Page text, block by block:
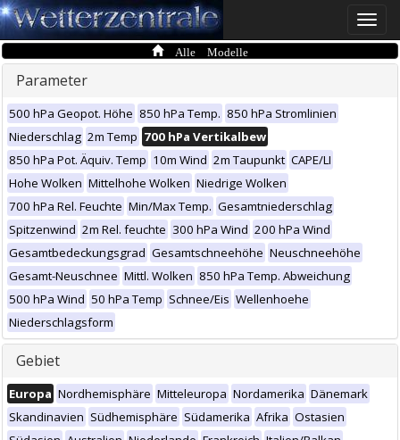
Toggle
Alle Modelle
Parameter
500 hPa Geopot. Höhe 850 hPa Temp. 850 hPa Stromlinien
Niederschlag 2m Temp 700 hPa Vertikalbew
850 hPa Pot. Äquiv. Temp 10m Wind 2m Taupunkt CAPE/LI
Hohe Wolken Mittelhohe Wolken Niedrige Wolken
700 hPa Rel. Feuchte Min/Max Temp. Gesamtniederschlag
Spitzenwind 2m Rel. feuchte 300 hPa Wind 200 hPa Wind
Gesamtbedeckungsgrad Gesamtschneehöhe Neuschneehöhe
Gesamt-Neuschnee Mittl. Wolken 850 hPa Temp. Abweichung
500 hPa Wind 50 hPa Temp Schnee/Eis Wellenhoehe
Niederschlagsform
Gebiet
Europa Nordhemisphäre Mitteleuropa Nordamerika Dänemark
Skandinavien Südhemisphäre Südamerika Afrika Ostasien